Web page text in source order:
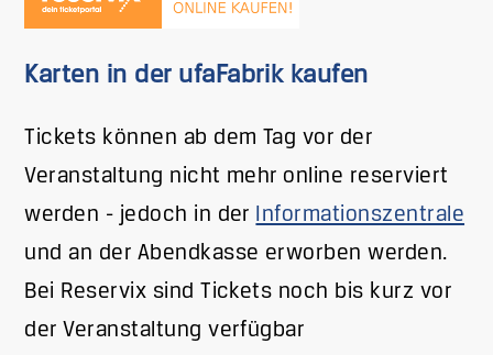
Karten in der ufaFabrik kaufen
Tickets können ab dem Tag vor der
Veranstaltung nicht mehr online reserviert
werden - jedoch in der
Informationszentrale
und an der Abendkasse erworben werden.
Bei Reservix sind Tickets noch bis kurz vor
der Veranstaltung verfügbar